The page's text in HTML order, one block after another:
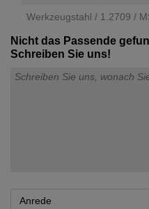
Werkzeugstahl / 1.2709 /
Nicht das Passende
Schreiben Sie uns!